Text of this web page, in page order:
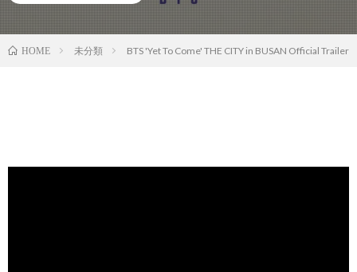
HOME 未分類 BTS 'Yet To Come' THE CITY in BUSAN Official Trailer